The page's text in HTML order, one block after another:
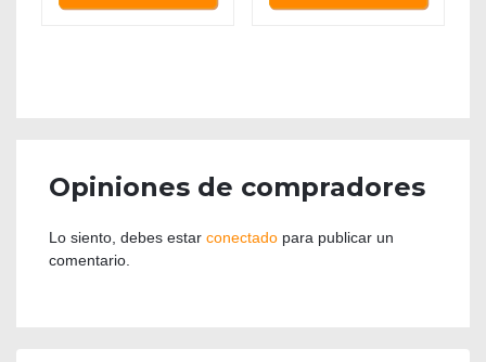
Opiniones de compradores
Lo siento, debes estar conectado para publicar un
comentario.